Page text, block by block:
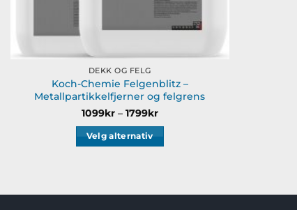
DEKK OG FELG
Koch-Chemie Felgenblitz –
Metallpartikkelfjerner og felgrens
1099kr – 1799krPrisområde:
Velg alternativ